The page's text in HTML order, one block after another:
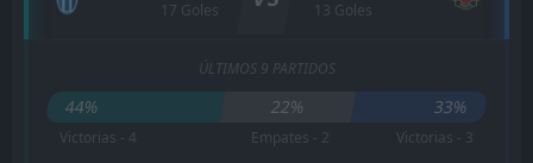
17 Goles 13 Goles
ÚLTIMOS 9 PARTIDOS
44% 22% 33%
Victorias - 4 Empates - 2 Victorias - 3